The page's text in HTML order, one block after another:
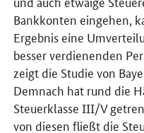
Bankkonten eingehen,
Ergebnis eine
besser verdienenden
zeigt die Studie von
Demnach hat rund die
Steuerklasse III/V
von diesen fließt die